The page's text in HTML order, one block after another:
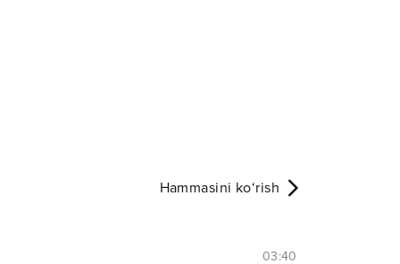
Hammasini ko‘rish
03:40